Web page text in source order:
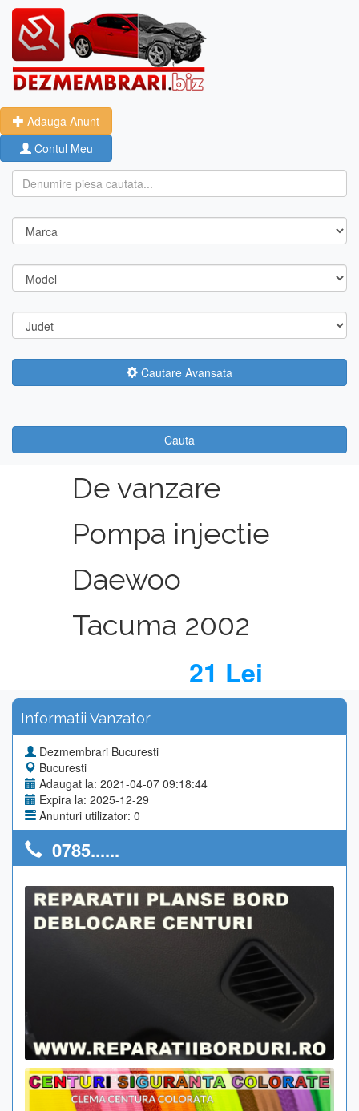
Adauga Anunt
Contul Meu
Cautare Avansata
Cauta
De vanzare
Pompa injectie
Daewoo
Tacuma 2002
21 Lei
Informatii Vanzator
Dezmembrari Bucuresti
Bucuresti
Adaugat la: 2021-04-07 09:18:44
Expira la: 2025-12-29
Anunturi utilizator: 0
0785......